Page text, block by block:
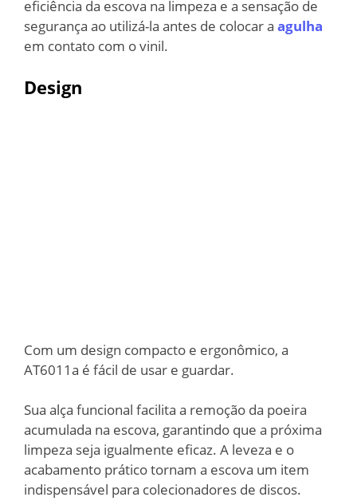
eficiência da escova na limpeza e a sensação de
segurança ao utilizá-la antes de colocar a agulha
em contato com o vinil.
Design
Com um design compacto e ergonômico, a
AT6011a é fácil de usar e guardar.
Sua alça funcional facilita a remoção da poeira
acumulada na escova, garantindo que a próxima
limpeza seja igualmente eficaz. A leveza e o
acabamento prático tornam a escova um item
indispensável para colecionadores de discos.